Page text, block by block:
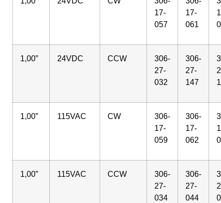
17-
057
17-
061
1,00” 24VDC CCW
306-
27-
032
306-
27-
147
1,00” 115VAC CW
306-
17-
059
306-
17-
062
1,00” 115VAC CCW
306-
27-
034
306-
27-
044